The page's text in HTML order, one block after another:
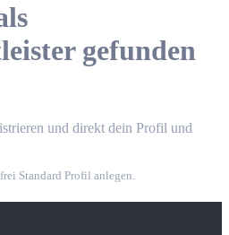
gefunden
und direkt dein Profil und
Standard Profil anlegen.